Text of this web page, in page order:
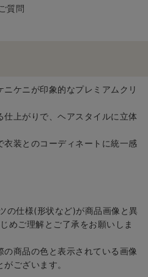
質問
ケニが印象的なプレミアムクリ
上がりで、ヘアスタイルに立体
装とのコーディネートに統一感
の仕様(形状など)が商品画像と異
めご理解とご了承をお願いしま
商品の色と表示されている画像
ございます。